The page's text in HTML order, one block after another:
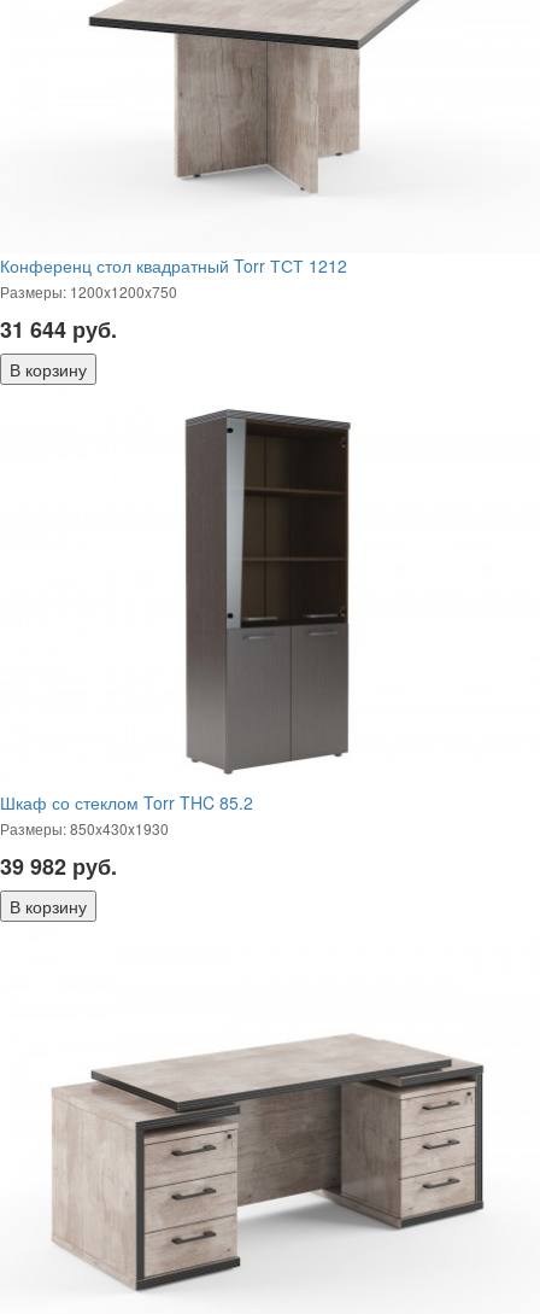
Конференц стол квадратный Torr ТСТ 1212
Размеры: 1200x1200x750
31 644 руб.
Шкаф со стеклом Torr THC 85.2
Размеры: 850x430x1930
39 982 руб.